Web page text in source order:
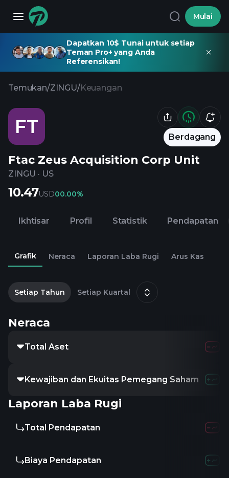
Mulai
Dapatkan 10$ Tunai untuk setiap
Teman Pro+ yang Anda
Referensikan!
Temukan/ZINGU/Keuangan
FT Berdagang
Ftac Zeus Acquisition Corp Unit
ZINGU · US
10.47USD00.00%
Ikhtisar Profil Statistik Pendapatan
Grafik Neraca Laporan Laba Rugi Arus Kas
Setiap Tahun Setiap Kuartal
Neraca
Total Aset 418.89M
Kewajiban dan Ekuitas Pemegang Saham418.89M
Laporan Laba Rugi
Total Pendapatan
Biaya Pendapatan -